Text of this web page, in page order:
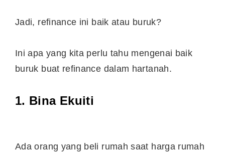
Jadi, refinance ini baik atau buruk?
Ini apa yang kita perlu tahu mengenai baik
buruk buat refinance dalam hartanah.
1. Bina Ekuiti
Ada orang yang beli rumah saat harga rumah